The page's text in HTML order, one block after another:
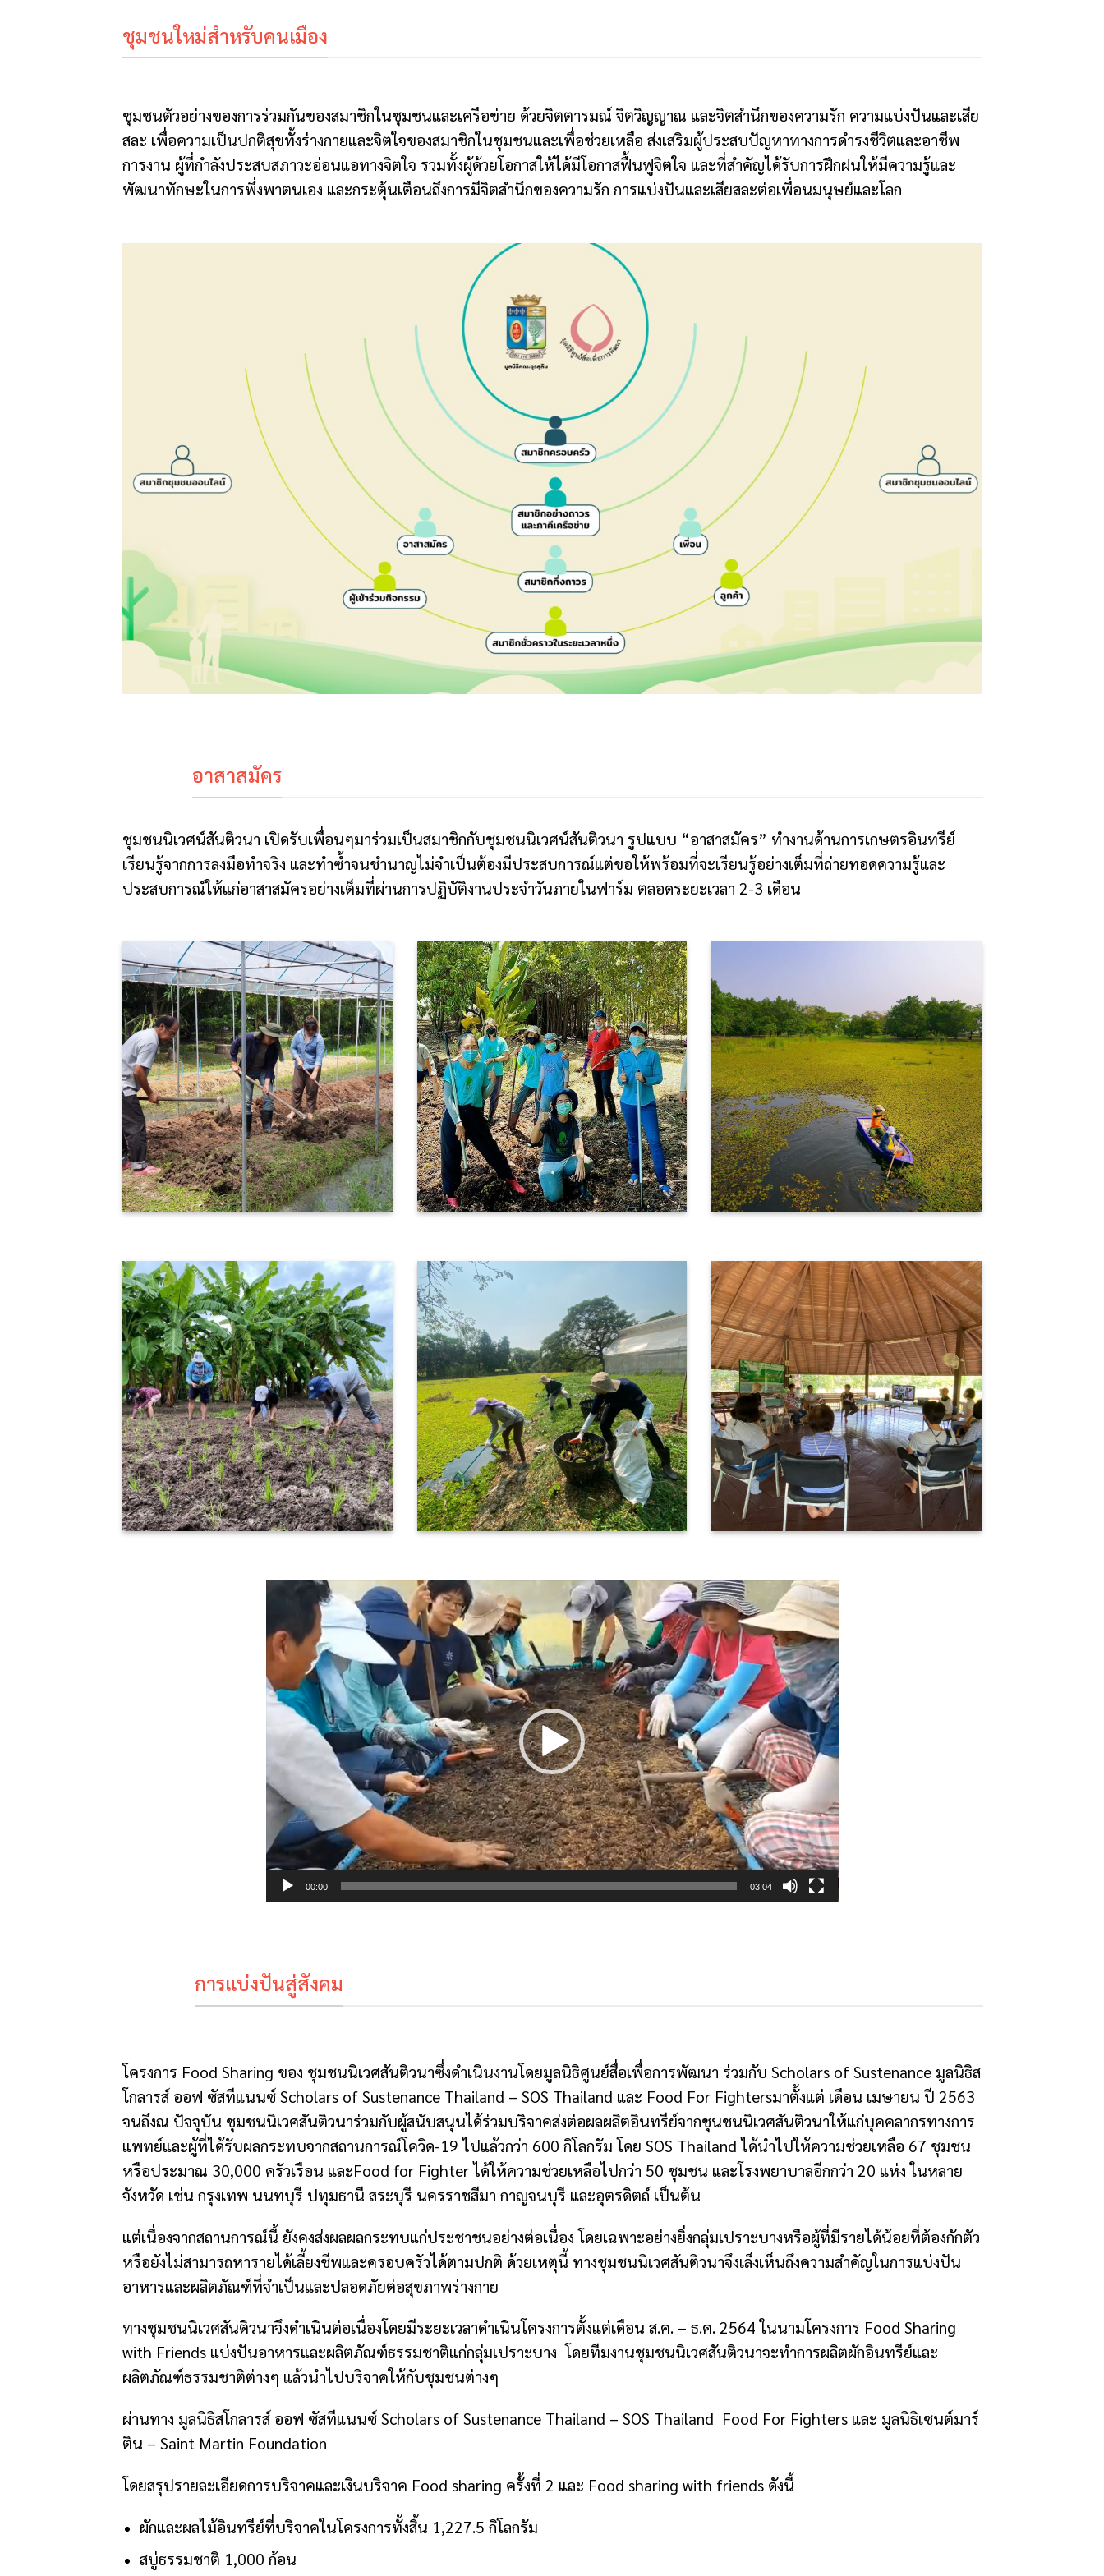
ชุมชนใหม่สำหรับคนเมือง
ชุมชนตัวอย่างของการร่วมกันของสมาชิกในชุมชนและเครือข่าย ด้วยจิตตารมณ์ จิตวิญญาณ และจิตสำนึกของความรัก ความแบ่งปันและเสีย
สละ เพื่อความเป็นปกติสุขทั้งร่างกายและจิตใจของสมาชิกในชุมชนและเพื่อช่วยเหลือ ส่งเสริมผู้ประสบปัญหาทางการดำรงชีวิตและอาชีพ
การงาน ผู้ที่กำลังประสบสภาวะอ่อนแอทางจิตใจ รวมทั้งผู้ด้วยโอกาสให้ได้มีโอกาสฟื้นฟูจิตใจ และที่สำคัญได้รับการฝึกฝนให้มีความรู้และ
พัฒนาทักษะในการพึ่งพาตนเอง และกระตุ้นเตือนถึงการมีจิตสำนึกของความรัก การแบ่งปันและเสียสละต่อเพื่อนมนุษย์และโลก
อาสาสมัคร
ชุมชนนิเวศน์สันติวนา เปิดรับเพื่อนๆมาร่วมเป็นสมาชิกกับชุมชนนิเวศน์สันติวนา รูปแบบ “อาสาสมัคร” ทำงานด้านการเกษตรอินทรีย์
เรียนรู้จากการลงมือทำจริง และทำซ้ำจนชำนาญไม่จำเป็นต้องมีประสบการณ์แต่ขอให้พร้อมที่จะเรียนรู้อย่างเต็มที่ถ่ายทอดความรู้และ
ประสบการณ์ให้แก่อาสาสมัครอย่างเต็มที่ผ่านการปฏิบัติงานประจำวันภายในฟาร์ม ตลอดระยะเวลา 2-3 เดือน
เล่น
ไฟล์
วิดีโอ
00:00 03:04
การแบ่งปันสู่สังคม
โครงการ Food Sharing ของ ชุมชนนิเวศสันติวนาซึ่งดำเนินงานโดยมูลนิธิศูนย์สื่อเพื่อการพัฒนา ร่วมกับ Scholars of Sustenance มูลนิธิส
โกลารส์ ออฟ ซัสทีแนนซ์ Scholars of Sustenance Thailand – SOS Thailand และ Food For Fightersมาตั้งแต่ เดือน เมษายน ปี 2563
จนถึงณ ปัจจุบัน ชุมชนนิเวศสันติวนาร่วมกับผู้สนับสนุนได้ร่วมบริจาคส่งต่อผลผลิตอินทรีย์จากชุนชนนิเวศสันติวนาให้แก่บุคคลากรทางการ
แพทย์และผู้ที่ได้รับผลกระทบจากสถานการณ์โควิด-19 ไปแล้วกว่า 600 กิโลกรัม โดย SOS Thailand ได้นำไปให้ความช่วยเหลือ 67 ชุมชน
หรือประมาณ 30,000 ครัวเรือน และFood for Fighter ได้ให้ความช่วยเหลือไปกว่า 50 ชุมชน และโรงพยาบาลอีกกว่า 20 แห่ง ในหลาย
จังหวัด เช่น กรุงเทพ นนทบุรี ปทุมธานี สระบุรี นครราชสีมา กาญจนบุรี และอุตรดิตถ์ เป็นต้น
แต่เนื่องจากสถานการณ์นี้ ยังคงส่งผลผลกระทบแก่ประชาชนอย่างต่อเนื่อง โดยเฉพาะอย่างยิ่งกลุ่มเปราะบางหรือผู้ที่มีรายได้น้อยที่ต้องกักตัว
หรือยังไม่สามารถหารายได้เลี้ยงชีพและครอบครัวได้ตามปกติ ด้วยเหตุนี้ ทางชุมชนนิเวศสันติวนาจึงเล็งเห็นถึงความสำคัญในการแบ่งปัน
อาหารและผลิตภัณฑ์ที่จำเป็นและปลอดภัยต่อสุขภาพร่างกาย
ทางชุมชนนิเวศสันติวนาจึงดำเนินต่อเนื่องโดยมีระยะเวลาดำเนินโครงการตั้งแต่เดือน ส.ค. – ธ.ค. 2564 ในนามโครงการ Food Sharing
with Friends แบ่งปันอาหารและผลิตภัณฑ์ธรรมชาติแก่กลุ่มเปราะบาง โดยทีมงานชุมชนนิเวศสันติวนาจะทำการผลิตผักอินทรีย์และ
ผลิตภัณฑ์ธรรมชาติต่างๆ แล้วนำไปบริจาคให้กับชุมชนต่างๆ
ผ่านทาง มูลนิธิสโกลารส์ ออฟ ซัสทีแนนซ์ Scholars of Sustenance Thailand – SOS Thailand Food For Fighters และ มูลนิธิเซนต์มาร์
ติน – Saint Martin Foundation
โดยสรุปรายละเอียดการบริจาคและเงินบริจาค Food sharing ครั้งที่ 2 และ Food sharing with friends ดังนี้
ผักและผลไม้อินทรีย์ที่บริจาคในโครงการทั้งสิ้น 1,227.5 กิโลกรัม
สบู่ธรรมชาติ 1,000 ก้อน